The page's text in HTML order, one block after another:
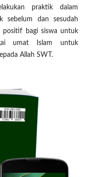
praktik dalam
sebelum dan sesudah
positif bagi siswa untuk
umat Islam untuk
Allah SWT.